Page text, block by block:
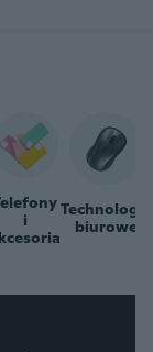
i
Technologie
biurowe